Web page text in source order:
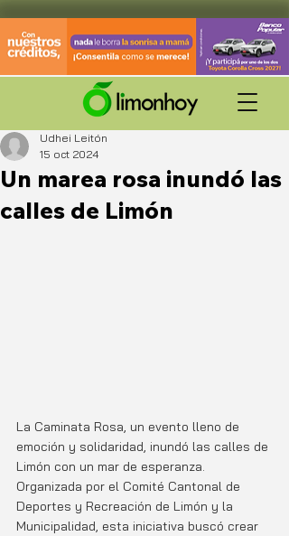
Un marea rosa inundó las
calles de Limón
Udhei Leitón
15 oct 2024
La Caminata Rosa, un evento lleno de
emoción y solidaridad, inundó las calles de
Limón con un mar de esperanza.
Organizada por el Comité Cantonal de
Deportes y Recreación de Limón y la
Municipalidad, esta iniciativa buscó crear